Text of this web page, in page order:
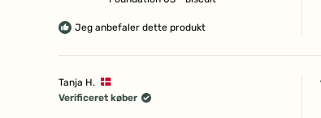
Jeg anbefaler dette produkt
Tanja H.
Verificeret køber